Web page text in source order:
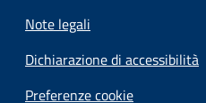
Note legali
Dichiarazione di accessibilità
Preferenze cookie